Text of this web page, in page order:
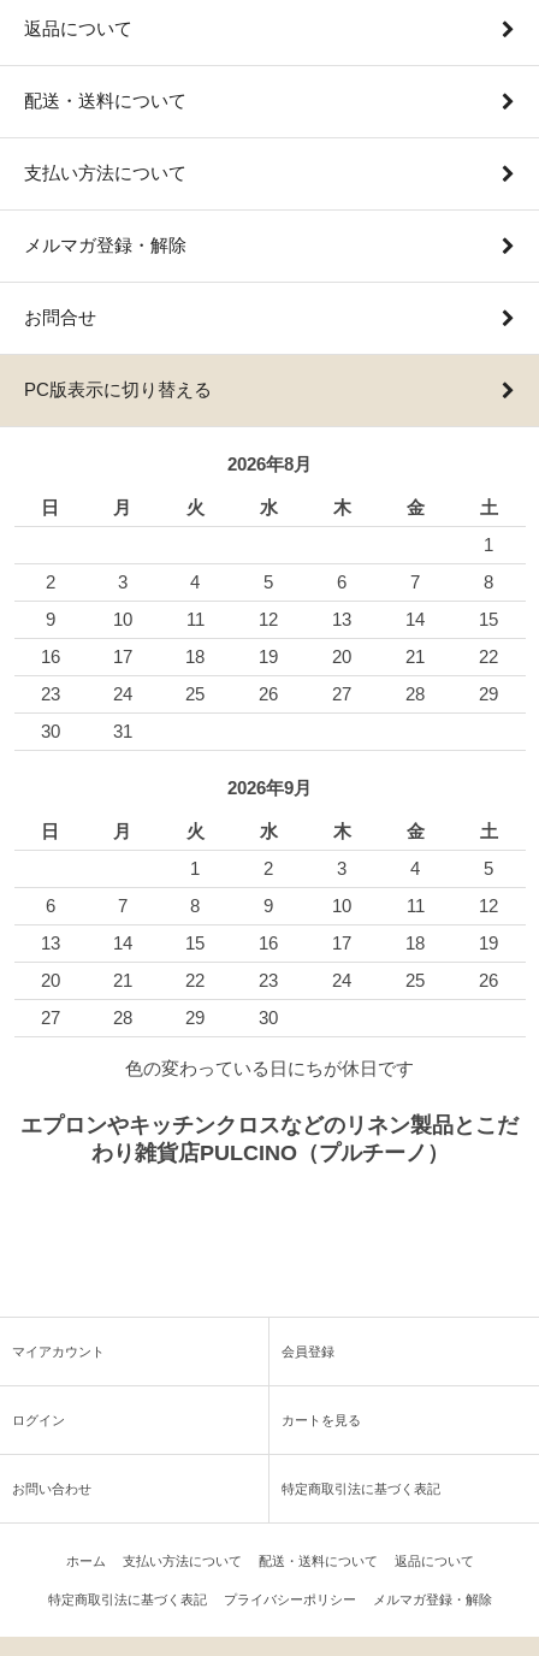
返品について
配送・送料について
支払い方法について
メルマガ登録・解除
お問合せ
PC版表示に切り替える
2026年8月
日 月 火 水 木 金
土
1
2
3 4 5 6 7
8
9
10 11 12 13 14
15
16
17 18 19 20 21
22
23
24 25 26 27 28
29
30
31
2026年9月
日 月 火 水 木 金
土
1
2 3 4
5
6
7 8 9 10 11
12
13
14 15 16 17 18
19
20
21 22 23 24 25
26
27
28 29 30
色の変わっている日にちが休日です
エプロンやキッチンクロスなどのリネン製品とこだ
わり雑貨店PULCINO（プルチーノ）
マイアカウント 会員登録
ログイン カートを見る
お問い合わせ 特定商取引法に基づく表記
ホーム 支払い方法について 配送・送料について 返品について
特定商取引法に基づく表記 プライバシーポリシー メルマガ登録・解除